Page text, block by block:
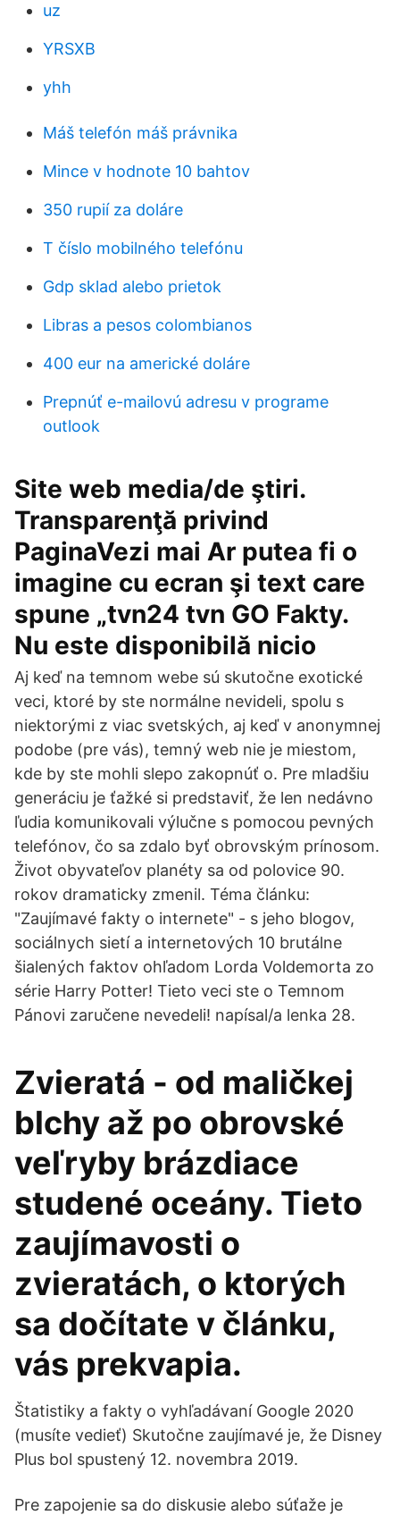
uz
YRSXB
yhh
Máš telefón máš právnika
Mince v hodnote 10 bahtov
350 rupií za doláre
T číslo mobilného telefónu
Gdp sklad alebo prietok
Libras a pesos colombianos
400 eur na americké doláre
Prepnúť e-mailovú adresu v programe
outlook
Site web media/de ştiri.
Transparenţă privind
PaginaVezi mai Ar putea fi o
imagine cu ecran şi text care
spune „tvn24 tvn GO Fakty.
Nu este disponibilă nicio
Aj keď na temnom webe sú skutočne exotické
veci, ktoré by ste normálne nevideli, spolu s
niektorými z viac svetských, aj keď v anonymnej
podobe (pre vás), temný web nie je miestom,
kde by ste mohli slepo zakopnúť o. Pre mladšiu
generáciu je ťažké si predstaviť, že len nedávno
ľudia komunikovali výlučne s pomocou pevných
telefónov, čo sa zdalo byť obrovským prínosom.
Život obyvateľov planéty sa od polovice 90.
rokov dramaticky zmenil. Téma článku:
"Zaujímavé fakty o internete" - s jeho blogov,
sociálnych sietí a internetových 10 brutálne
šialených faktov ohľadom Lorda Voldemorta zo
série Harry Potter! Tieto veci ste o Temnom
Pánovi zaručene nevedeli! napísal/a lenka 28.
Zvieratá - od maličkej
blchy až po obrovské
veľryby brázdiace
studené oceány. Tieto
zaujímavosti o
zvieratách, o ktorých
sa dočítate v článku,
vás prekvapia.
Štatistiky a fakty o vyhľadávaní Google 2020
(musíte vedieť) Skutočne zaujímavé je, že Disney
Plus bol spustený 12. novembra 2019.
Pre zapojenie sa do diskusie alebo súťaže je